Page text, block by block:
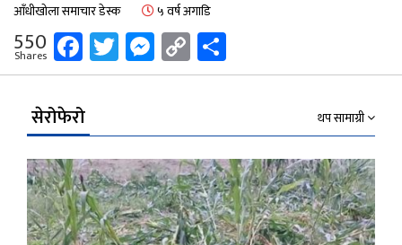
आँधीखोला समाचार डेस्क ५ वर्ष अगाडि
550
Shares Facebook
Twitter
Messenger
Copy
Link
सेरोफेरो थप सामाग्री